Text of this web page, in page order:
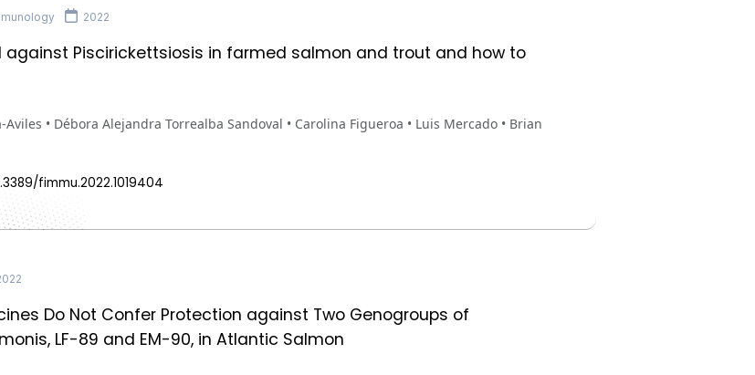
2022
against Piscirickettsiosis in farmed salmon and trout and how to
Aviles • Débora Alejandra Torrealba Sandoval • Carolina Figueroa • Luis Mercado • Brian
fimmu.2022.1019404
Do Not Confer Protection against Two Genogroups of
LF-89 and EM-90, in Atlantic Salmon